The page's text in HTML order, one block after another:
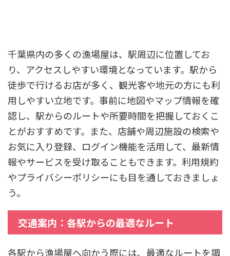
千葉県内の多くの漁場屋は、駅周辺に位置してお
り、アクセスしやすい環境となっています。駅から
徒歩で行けるお店が多く、観光客や地元の方にも利
用しやすい立地です。事前に地図やマップ情報を確
認し、駅からのルートや所要時間を把握しておくこ
とがおすすめです。また、店舗や周辺施設の検索や
お気に入り登録、ログイン機能を活用して、最新情
報やサービスを受け取ることもできます。利用規約
やプライバシーポリシーにも目を通しておきましょ
う。
交通案内：各駅からの最適なルート
各駅から漁場屋へ向かう際には、最適なルートを調